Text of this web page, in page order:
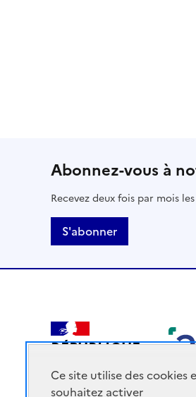
Ce site utilise des cookies
souhaitez activer
Abonnez-vous à
Recevez deux fois par mois
S'abonner
RÉPUBLIQUE